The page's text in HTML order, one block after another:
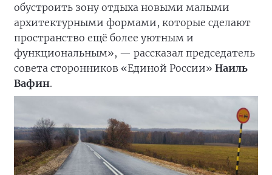
обустроить зону отдыха новыми малыми
архитектурными формами, которые сделают
пространство ещё более уютным и
функциональным», — рассказал председатель
совета сторонников «Единой России» Наиль
Вафин.